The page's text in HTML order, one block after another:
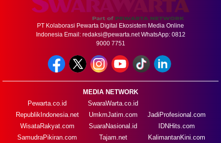
PT Kolaborasi Pewarta Digital Ekosistem Media Online
Indonesia Email: redaksi@pewarta.netWhatsApp: 0812
9000 7751
MEDIA NETWORK
Pewarta.co.id
RepublikIndonesia.net
WisataRakyat.com
SamudraPikiran.com
SwaraWarta.co.id
UmkmJatim.com
SuaraNasional.id
Tajam.net
JadiProfesional.com
IDNHits.com
KalimantanKini.com